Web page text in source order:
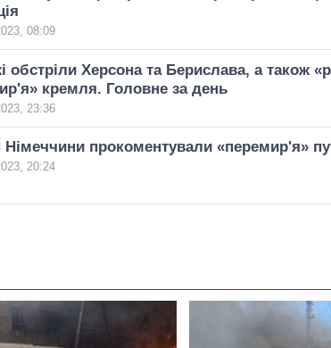
08:09
обстріли Херсона та Берислава, а також
кремля. Головне за день
23:36
прокоментували «перемир'я»
20:24